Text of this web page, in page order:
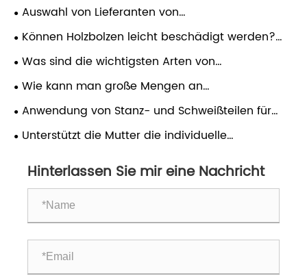
Auswahl von Lieferanten von
Verbindungselementen für Stanz- und
Können Holzbolzen leicht beschädigt werden?
Für welche Szenarien eignen sich Schrauben?
Was sind die wichtigsten Arten von
selbstbohrenden Schrauben? Wie kann ich
Wie kann man große Mengen an
Sechskantschrauben mit Flansch im Direktvertrieb
von Schraubenherstellern kaufen?
Anwendung von Stanz- und Schweißteilen für
Nutzfahrzeuge, Unterlegscheiben, Schrauben und
Unterstützt die Mutter die individuelle
Hinterlassen Sie mir eine Nachricht